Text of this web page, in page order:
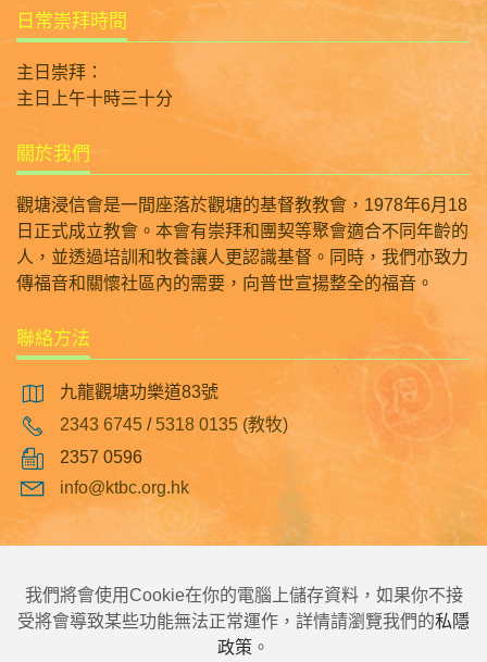
日常崇拜時間
主日崇拜：
主日上午十時三十分
關於我們
觀塘浸信會是一間座落於觀塘的基督教教會，1978年6月18
日正式成立教會。本會有崇拜和團契等聚會適合不同年齡的
人，並透過培訓和牧養讓人更認識基督。同時，我們亦致力
傳福音和關懷社區內的需要，向普世宣揚整全的福音。
聯絡方法
九龍觀塘功樂道83號
2343 6745 / 5318 0135 (教牧)
2357 0596
info@ktbc.org.hk
觀塘浸信會彩明幼稚園
©2026 觀塘浸信會 版權所有，不得轉載。
我們將會使用Cookie在你的電腦上儲存資料，如果你不接
受將會導致某些功能無法正常運作，詳情請瀏覽我們的私隱
政策 。